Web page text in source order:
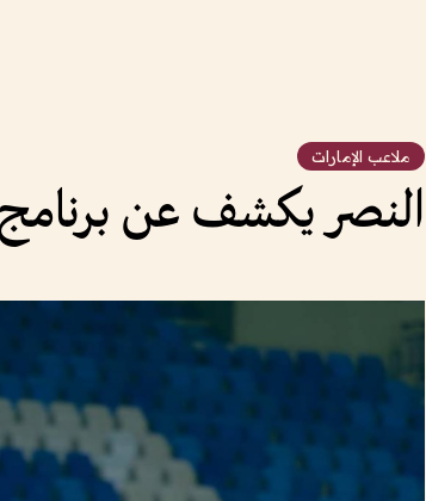
ملاعب الإمارات
النصر يكشف عن برنامج